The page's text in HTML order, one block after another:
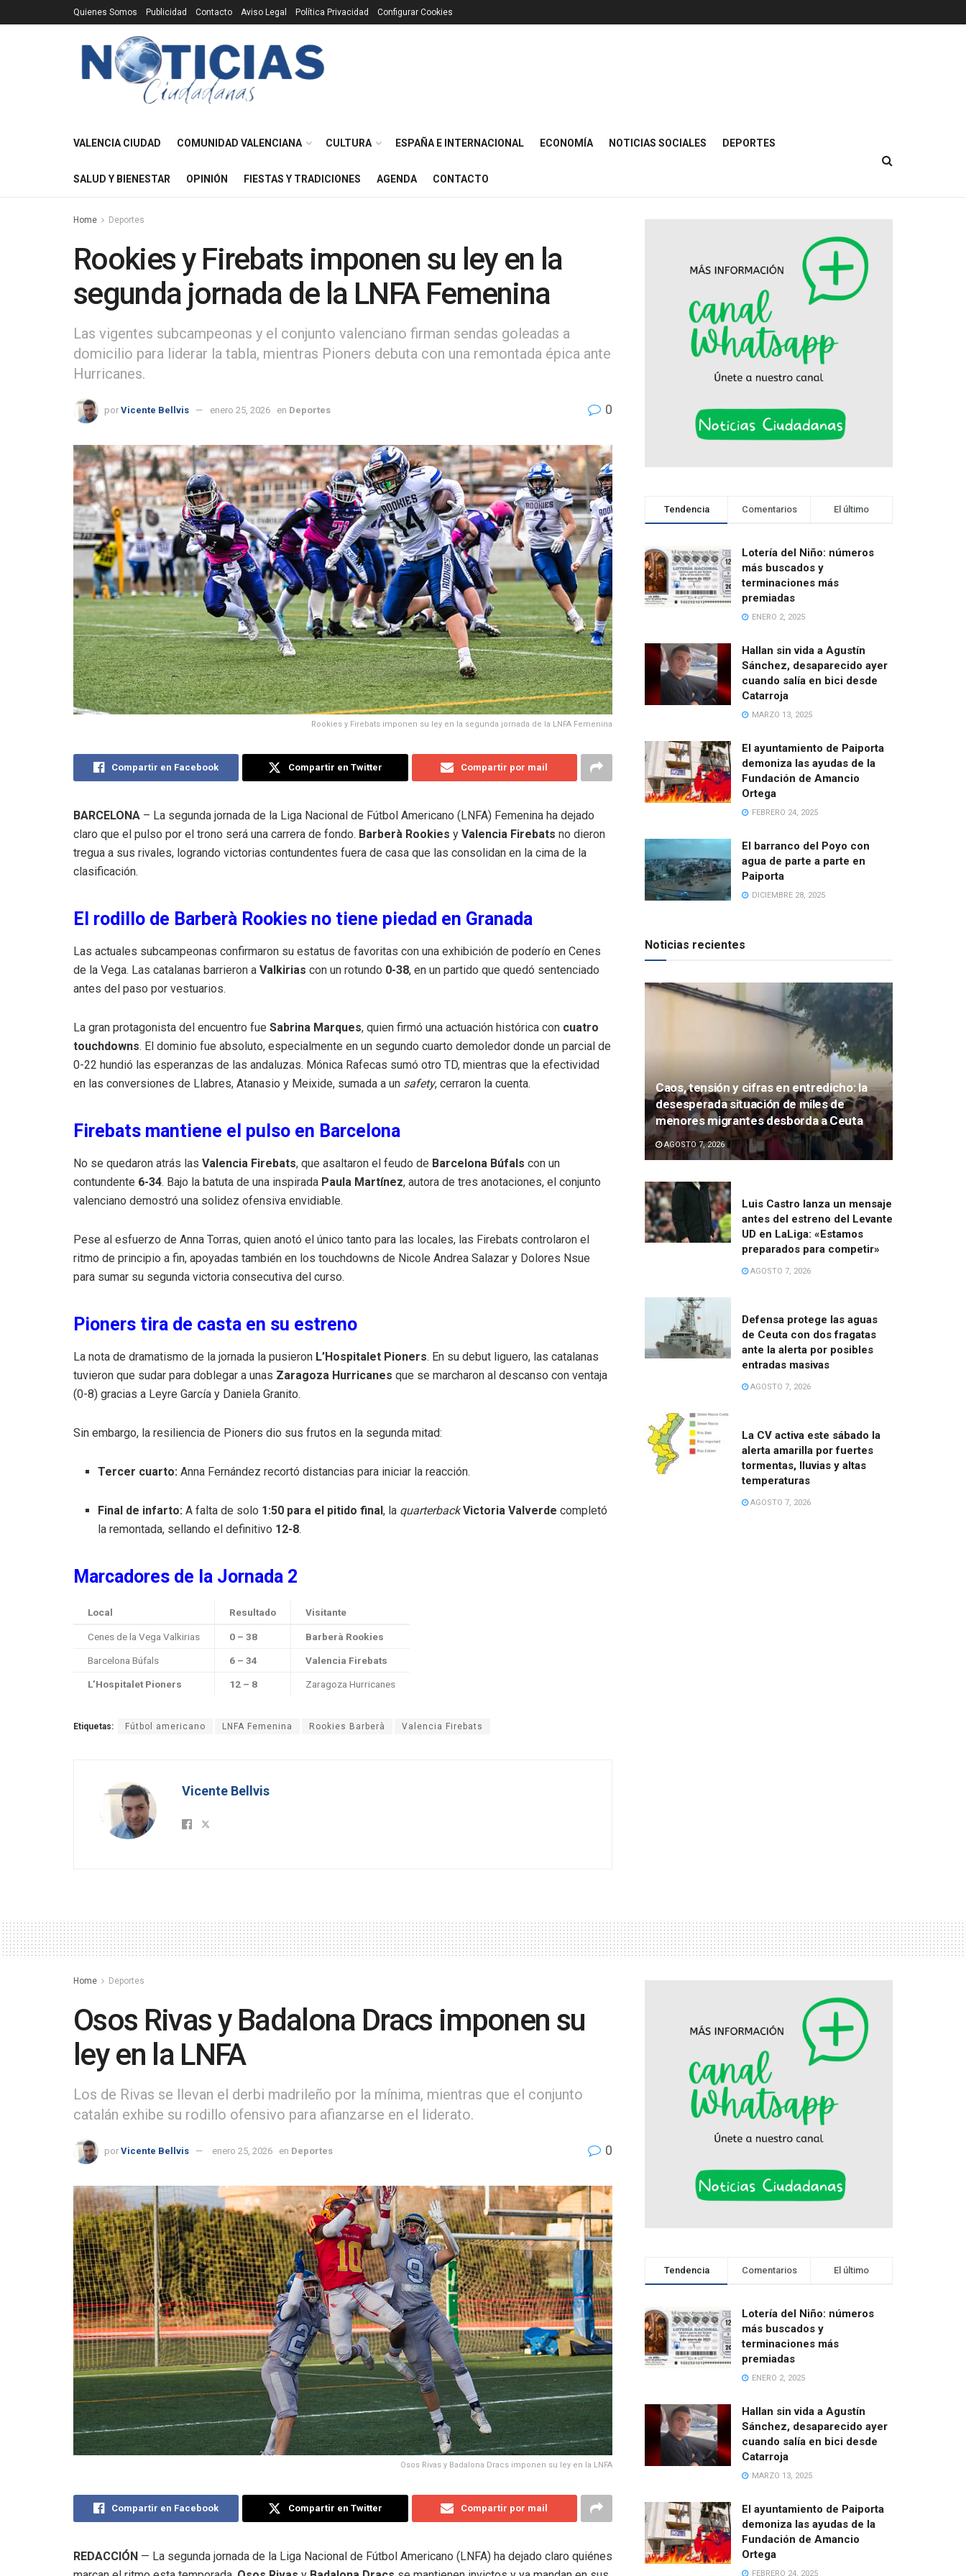
Quienes Somos Publicidad Contacto Aviso Legal Política Privacidad Configurar Cookies
VALENCIA CIUDAD COMUNIDAD VALENCIANA CULTURA ESPAÑA E INTERNACIONAL ECONOMÍA NOTICIAS SOCIALES DEPORTES
SALUD Y BIENESTAR OPINIÓN FIESTAS Y TRADICIONES AGENDA CONTACTO
Home Deportes
Rookies y Firebats imponen su ley en la
segunda jornada de la LNFA Femenina
Las vigentes subcampeonas y el conjunto valenciano firman sendas goleadas a
domicilio para liderar la tabla, mientras Pioners debuta con una remontada épica ante
Hurricanes.
por Vicente Bellvis enero 25, 2026 en Deportes 0
Rookies y Firebats imponen su ley en la segunda jornada de la LNFA Femenina
Compartir en Facebook Compartir en Twitter Compartir por mail
BARCELONA – La segunda jornada de la Liga Nacional de Fútbol Americano (LNFA) Femenina ha dejado
claro que el pulso por el trono será una carrera de fondo. Barberà Rookies y Valencia Firebats no dieron
tregua a sus rivales, logrando victorias contundentes fuera de casa que las consolidan en la cima de la
clasificación.
El rodillo de Barberà Rookies no tiene piedad en Granada
Las actuales subcampeonas confirmaron su estatus de favoritas con una exhibición de poderío en Cenes
de la Vega. Las catalanas barrieron a Valkirias con un rotundo 0-38, en un partido que quedó sentenciado
antes del paso por vestuarios.
La gran protagonista del encuentro fue Sabrina Marques, quien firmó una actuación histórica con cuatro
touchdowns. El dominio fue absoluto, especialmente en un segundo cuarto demoledor donde un parcial de
0-22 hundió las esperanzas de las andaluzas. Mónica Rafecas sumó otro TD, mientras que la efectividad
en las conversiones de Llabres, Atanasio y Meixide, sumada a un safety, cerraron la cuenta.
Firebats mantiene el pulso en Barcelona
No se quedaron atrás las Valencia Firebats, que asaltaron el feudo de Barcelona Búfals con un
contundente 6-34. Bajo la batuta de una inspirada Paula Martínez, autora de tres anotaciones, el conjunto
valenciano demostró una solidez ofensiva envidiable.
Pese al esfuerzo de Anna Torras, quien anotó el único tanto para las locales, las Firebats controlaron el
ritmo de principio a fin, apoyadas también en los touchdowns de Nicole Andrea Salazar y Dolores Nsue
para sumar su segunda victoria consecutiva del curso.
Pioners tira de casta en su estreno
La nota de dramatismo de la jornada la pusieron L’Hospitalet Pioners. En su debut liguero, las catalanas
tuvieron que sudar para doblegar a unas Zaragoza Hurricanes que se marcharon al descanso con ventaja
(0-8) gracias a Leyre García y Daniela Granito.
Sin embargo, la resiliencia de Pioners dio sus frutos en la segunda mitad:
Tercer cuarto: Anna Fernández recortó distancias para iniciar la reacción.
Final de infarto: A falta de solo 1:50 para el pitido final, la quarterback Victoria Valverde completó
la remontada, sellando el definitivo 12-8.
Marcadores de la Jornada 2
Local Resultado Visitante
Cenes de la Vega Valkirias 0 – 38 Barberà Rookies
Barcelona Búfals 6 – 34 Valencia Firebats
L’Hospitalet Pioners 12 – 8 Zaragoza Hurricanes
Etiquetas: Fútbol americano LNFA Femenina Rookies Barberà Valencia Firebats
Vicente Bellvis
Tendencia Comentarios El último
Lotería del Niño: números
más buscados y
terminaciones más
premiadas
ENERO 2, 2025
Hallan sin vida a Agustín
Sánchez, desaparecido ayer
cuando salía en bici desde
Catarroja
MARZO 13, 2025
El ayuntamiento de Paiporta
demoniza las ayudas de la
Fundación de Amancio
Ortega
FEBRERO 24, 2025
El barranco del Poyo con
agua de parte a parte en
Paiporta
DICIEMBRE 28, 2025
Noticias recientes
Caos, tensión y cifras en entredicho: la
desesperada situación de miles de
menores migrantes desborda a Ceuta
AGOSTO 7, 2026
Luis Castro lanza un mensaje
antes del estreno del Levante
UD en LaLiga: «Estamos
preparados para competir»
AGOSTO 7, 2026
Defensa protege las aguas
de Ceuta con dos fragatas
ante la alerta por posibles
entradas masivas
AGOSTO 7, 2026
La CV activa este sábado la
alerta amarilla por fuertes
tormentas, lluvias y altas
temperaturas
AGOSTO 7, 2026
Home Deportes
Osos Rivas y Badalona Dracs imponen su
ley en la LNFA
Los de Rivas se llevan el derbi madrileño por la mínima, mientras que el conjunto
catalán exhibe su rodillo ofensivo para afianzarse en el liderato.
por Vicente Bellvis enero 25, 2026 en Deportes 0
Osos Rivas y Badalona Dracs imponen su ley en la LNFA
Compartir en Facebook Compartir en Twitter Compartir por mail
REDACCIÓN — La segunda jornada de la Liga Nacional de Fútbol Americano (LNFA) ha dejado claro quiénes
Tendencia Comentarios El último
Lotería del Niño: números
más buscados y
terminaciones más
premiadas
ENERO 2, 2025
Hallan sin vida a Agustín
Sánchez, desaparecido ayer
cuando salía en bici desde
Catarroja
MARZO 13, 2025
El ayuntamiento de Paiporta
demoniza las ayudas de la
Fundación de Amancio
Ortega
FEBRERO 24, 2025